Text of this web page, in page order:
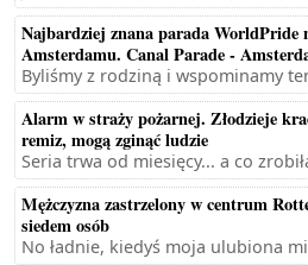
Najbardziej znana parada WorldPride
Amsterdamu. Canal Parade -
Byliśmy z rodziną i wspominamy
Alarm w straży pożarnej. Złodzieje
remiz, mogą zginąć ludzie
Seria trwa od miesięcy... a co
Mężczyzna zastrzelony w centrum
siedem osób
No ładnie, kiedyś moja ulubiona